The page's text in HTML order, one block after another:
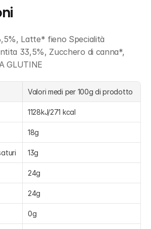
Latte* fieno Specialità
33,5%, Zucchero di canna*,
GLUTINE
Valori medi per 100g di prodotto
1128kJ/271 kcal
18g
13g
24g
24g
0g